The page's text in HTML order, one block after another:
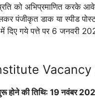
को अभिप्रमाणित करके
पंजीकृत डाक या स्पीड
में दिए गये पत्ते पर 6 जनवरी
Vacancy
होने की तिथि: 19 नवंबर